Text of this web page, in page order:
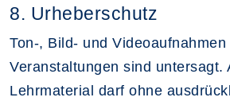
8. Urheberschutz
Ton-, Bild- und
Veranstaltungen sind untersagt.
Lehrmaterial darf ohne